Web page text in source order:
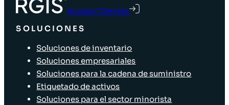
Acceso Clientes
SOLUCIONES
Soluciones de inventario
Soluciones empresariales
Soluciones para la cadena de suministro
Etiquetado de activos
Soluciones para el sector minorista